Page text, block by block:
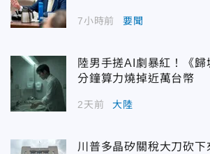
7小時前 要聞
陸男手搓AI劇暴紅！《
分鐘算力燒掉近萬台幣
2天前 大陸
川普多晶矽關稅大刀砍下